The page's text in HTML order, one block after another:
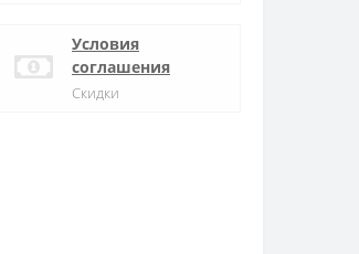
Условия
соглашения
Скидки